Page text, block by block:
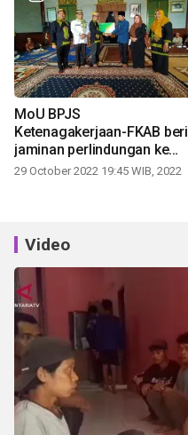
MoU BPJS
Ketenagakerjaan-FKAB beri
jaminan perlindungan ke
pekerja sosial
29 October 2022 19:45 WIB, 2022
Video